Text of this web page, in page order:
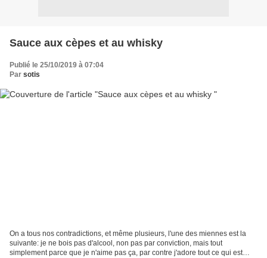
Sauce aux cèpes et au whisky
Publié le 25/10/2019 à 07:04
Par sotis
On a tous nos contradictions, et même plusieurs, l'une des miennes est la
suivante: je ne bois pas d'alcool, non pas par conviction, mais tout
simplement parce que je n'aime pas ça, par contre j'adore tout ce qui est